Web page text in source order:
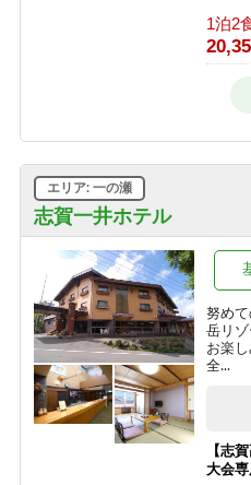
1泊2
【冬
ー場
朝食
【冬
原！
素泊
志賀一井ホテル
エリア: 一の瀬
努め
岳リ
お楽
全...
【志
大会